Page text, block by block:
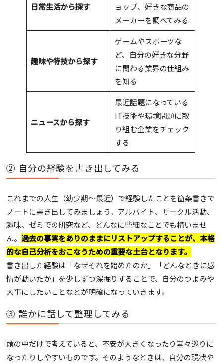
日常生活から探す
ョップ、好きな商品の
メーカーを調べてみる
趣味や特技から探す
ゲームやスポーツな
ど、自分の好きな分野
に関わる業界の仕組み
を知る
ニュースから探す
最近話題になっている
IT技術や環境問題に取
り組む企業をチェック
する
② 自分の経験を書き出してみる
これまでの人生（幼少期～最近）で経験したことを箇条書きで
ノートに書き出してみましょう。アルバイト、サークル活動、
趣味、ゼミでの研究など、どんなに些細なことでも構いませ
ん。過去の事実をありのままにリストアップすることが、本格
的な自己分析をおこなうための重要な土台となります。
書き出した経験は「なぜそれを始めたのか」「どんなときに感
情が動いたか」を少しずつ深掘りすることで、自分のつよみや
大事にしたいことなどが明確になっていきます。
③ 誰かに話して整理してみる
頭の中だけで考えていると、不安が大きくなったり堂々巡りに
なったりしやすいものです。そのようなときは、自分の現状や